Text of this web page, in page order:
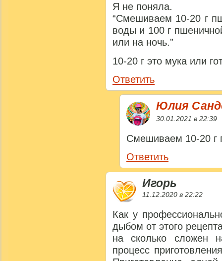
Я не поняла.
“Смешиваем 10-20 г
воды и 100 г
или на ночь.”
10-20 г это мука или
Ответить
Юлия
30.01.2021 в 22:39
Смешиваем 10-20
Ответить
Игорь
11.12.2020 в 22:22
Как у
дыбом от этого
на сколько сложен
процесс